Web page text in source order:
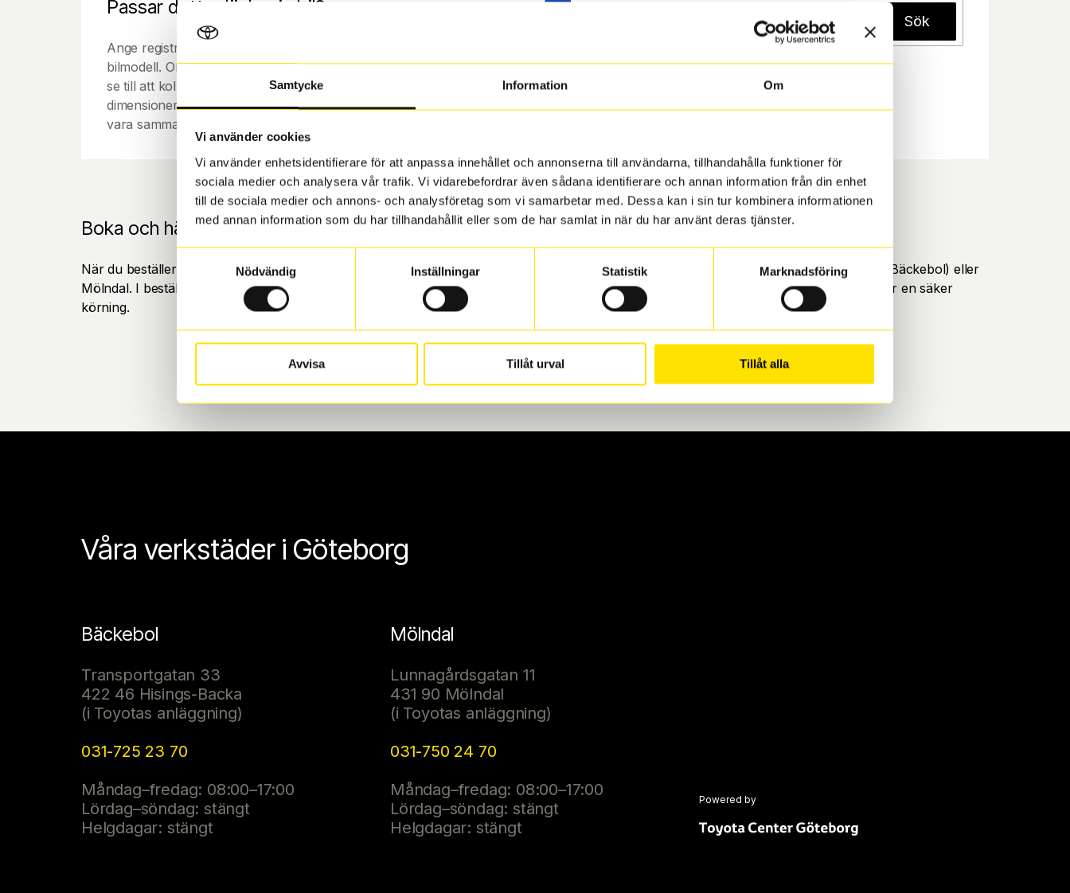
Samtycke Information Om
Vi använder cookies
Vi använder enhetsidentifierare för att anpassa innehållet och annonserna till användarna, tillhandahålla funktioner för
sociala medier och analysera vår trafik. Vi vidarebefordrar även sådana identifierare och annan information från din enhet
till de sociala medier och annons- och analysföretag som vi samarbetar med. Dessa kan i sin tur kombinera informationen
med annan information som du har tillhandahållit eller som de har samlat in när du har använt deras tjänster.
Nödvändig
Inställningar Statistik Marknadsföring
Avvisa Tillåt urval Tillåt alla
Passar detta däck min bil?
Ange registreringsnummer för att se om det däck du valt passar din
bilmodell. Om du köper däck som skall sättas på dina befintliga fälgar,
se till att kolla en extra gång så att däck och fälg har samma
dimensioner. Ibland kan fälgen ha bytts ut under årens lopp och inte
vara samma dimension som bilen hade ut från fabrik.
Sök
Boka och hämta hos Däckspecialen
När du beställer dina nya däck eller fälgar hos oss levereras de direkt till någon av våra däckverkstäder i Göteborg. Välj mellan Hisingen (Bäckebol) eller
Mölndal. I beställningen anger du datum och tid för upphämtning eller service. När vi byter dina däck ser vi till att de uppfyller alla krav för en säker
körning.
Våra verkstäder i Göteborg
Bäckebol
Transportgatan 33
422 46 Hisings-Backa
(i Toyotas anläggning)
031-725 23 70
Måndag–fredag: 08:00–17:00
Lördag–söndag: stängt
Helgdagar: stängt
Mölndal
Lunnagårdsgatan 11
431 90 Mölndal
(i Toyotas anläggning)
031-750 24 70
Måndag–fredag: 08:00–17:00
Lördag–söndag: stängt
Helgdagar: stängt
Powered by